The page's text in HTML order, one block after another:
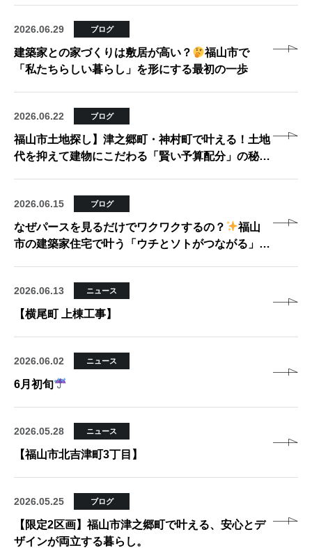
2026.06.29 ブログ
建築家との家づくりは敷居が高い？
福山市で
「私たちらしい暮らし」を形にする最初の一歩
2026.06.22 ブログ
福山市土地探し】津之郷町・神村町で叶える！土地
代を抑えて建物にこだわる「賢い予算配分」の秘訣
2026.06.15 ブログ
なぜパースを見るだけでワクワクするの？
福山
市の建築家住宅で叶う「ウチとソトがつながる」暮
2026.06.13 ニュース
【横尾町 上棟工事】
2026.06.02 ニュース
6月初旬
2026.05.28 ニュース
【福山市北吉津町3丁目】
2026.05.25 ブログ
【限定2区画】福山市津之郷町で叶える、安心とデ
ザインが両立する暮らし。